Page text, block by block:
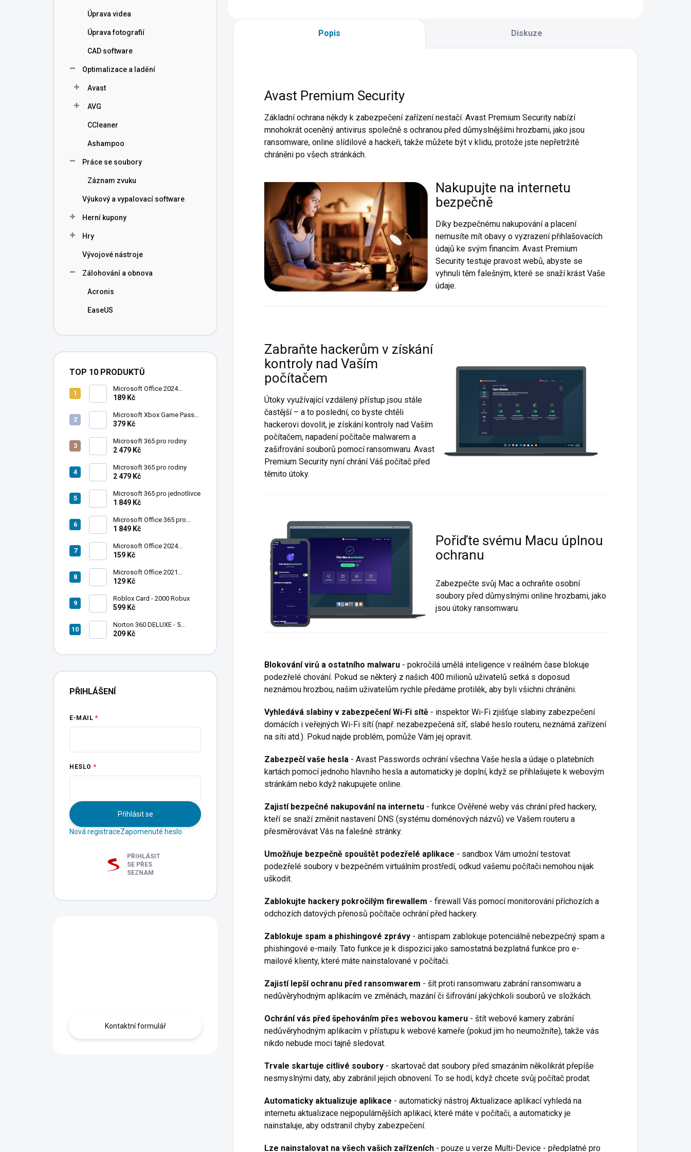
Úprava videa
Úprava fotografií
CAD software
Optimalizace a ladění
Avast
AVG
CCleaner
Ashampoo
Práce se soubory
Záznam zvuku
Výukový a vypalovací software
Herní kupony
Hry
Vývojové nástroje
Zálohování a obnova
Acronis
EaseUS
TOP 10 PRODUKTŮ
Microsoft Office 2024
Professional Plus
189 Kč
Microsoft Xbox Game Pass
Ultimate 1 měsíc
379 Kč
Microsoft 365 pro rodiny
2 479 Kč
Microsoft 365 pro rodiny
2 479 Kč
Microsoft 365 pro jednotlivce
1 849 Kč
Microsoft Office 365 pro
jednotlivce
1 849 Kč
Microsoft Office 2024
Standard
159 Kč
Microsoft Office 2021
Professional Plus
129 Kč
Roblox Card - 2000 Robux
599 Kč
Norton 360 DELUXE - 5
zařízení
209 Kč
PŘIHLÁŠENÍ
E-MAIL
HESLO
Přihlásit se
Nová registraceZapomenuté heslo
PŘIHLÁSIT
SE PŘES
SEZNAM
Kontaktní formulář
Popis Diskuze
Avast Premium Security
Základní ochrana někdy k zabezpečení zařízení nestačí. Avast Premium Security nabízí
mnohokrát oceněný antivirus společně s ochranou před důmyslnějšími hrozbami, jako jsou
ransomware, online slídilové a hackeři, takže můžete být v klidu, protože jste nepřetržitě
chráněni po všech stránkách.
Nakupujte na internetu
bezpečně
Díky bezpečnému nakupování a placení
nemusíte mít obavy o vyzrazení přihlašovacích
údajů ke svým financím. Avast Premium
Security testuje pravost webů, abyste se
vyhnuli těm falešným, které se snaží krást Vaše
údaje.
Zabraňte hackerům v získání
kontroly nad Vaším
počítačem
Útoky využívající vzdálený přístup jsou stále
častější – a to poslední, co byste chtěli
hackerovi dovolit, je získání kontroly nad Vaším
počítačem, napadení počítače malwarem a
zašifrování souborů pomocí ransomwaru. Avast
Premium Security nyní chrání Váš počítač před
těmito útoky.
Pořiďte svému Macu úplnou
ochranu
Zabezpečte svůj Mac a ochraňte osobní
soubory před důmyslnými online hrozbami, jako
jsou útoky ransomwaru.
Blokování virů a ostatního malwaru - pokročilá umělá inteligence v reálném čase blokuje
podezřelé chování. Pokud se některý z našich 400 milionů uživatelů setká s doposud
neznámou hrozbou, našim uživatelům rychle předáme protilék, aby byli všichni chráněni.
Vyhledává slabiny v zabezpečení Wi-Fi sítě - inspektor Wi-Fi zjišťuje slabiny zabezpečení
domácích i veřejných Wi-Fi sítí (např. nezabezpečená síť, slabé heslo routeru, neznámá zařízení
na síti atd.). Pokud najde problém, pomůže Vám jej opravit.
Zabezpečí vaše hesla - Avast Passwords ochrání všechna Vaše hesla a údaje o platebních
kartách pomocí jednoho hlavního hesla a automaticky je doplní, když se přihlašujete k webovým
stránkám nebo když nakupujete online.
Zajistí bezpečné nakupování na internetu - funkce Ověřené weby vás chrání před hackery,
kteří se snaží změnit nastavení DNS (systému doménových názvů) ve Vašem routeru a
přesměrovávat Vás na falešné stránky.
Umožňuje bezpečně spouštět podezřelé aplikace - sandbox Vám umožní testovat
podezřelé soubory v bezpečném virtuálním prostředí, odkud vašemu počítači nemohou nijak
uškodit.
Zablokujte hackery pokročilým firewallem - firewall Vás pomocí monitorování příchozích a
odchozích datových přenosů počítače ochrání před hackery.
Zablokuje spam a phishingové zprávy - antispam zablokuje potenciálně nebezpečný spam a
phishingové e-maily. Tato funkce je k dispozici jako samostatná bezplatná funkce pro e-
mailové klienty, které máte nainstalované v počítači.
Zajistí lepší ochranu před ransomwarem - šít proti ransomwaru zabrání ransomwaru a
nedůvěryhodným aplikacím ve změnách, mazání či šifrování jakýchkoli souborů ve složkách.
Ochrání vás před špehováním přes webovou kameru - štít webové kamery zabrání
nedůvěryhodným aplikacím v přístupu k webové kameře (pokud jim ho neumožníte), takže vás
nikdo nebude moci tajně sledovat.
Trvale skartuje citlivé soubory - skartovač dat soubory před smazáním několikrát přepíše
nesmyslnými daty, aby zabránil jejich obnovení. To se hodí, když chcete svůj počítač prodat.
Automaticky aktualizuje aplikace - automatický nástroj Aktualizace aplikací vyhledá na
internetu aktualizace nejpopulárnějších aplikací, které máte v počítači, a automaticky je
nainstaluje, aby odstranil chyby zabezpečení.
Lze nainstalovat na všech vašich zařízeních - pouze u verze Multi-Device - předplatné pro